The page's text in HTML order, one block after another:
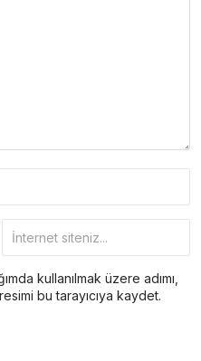
kullanılmak üzere adımı,
bu tarayıcıya kaydet.